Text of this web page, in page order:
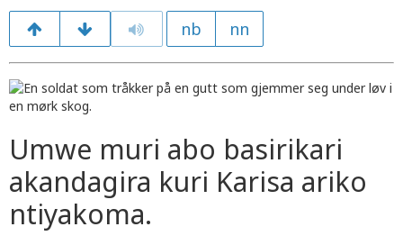
nb nn
Umwe muri abo basirikari
akandagira kuri Karisa ariko
ntiyakoma.